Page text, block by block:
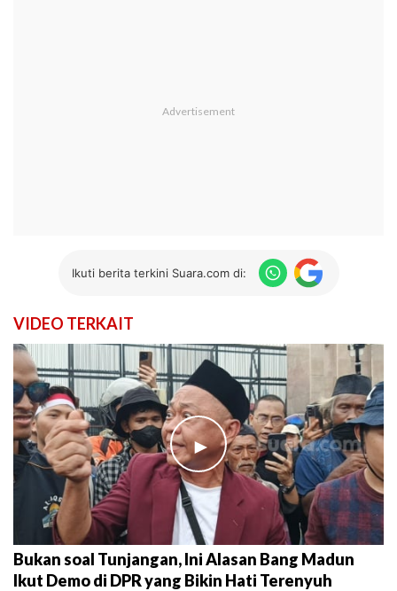
Ikuti berita terkini Suara.com di:
VIDEO TERKAIT
►
Bukan soal Tunjangan, Ini Alasan Bang Madun
Ikut Demo di DPR yang Bikin Hati Terenyuh